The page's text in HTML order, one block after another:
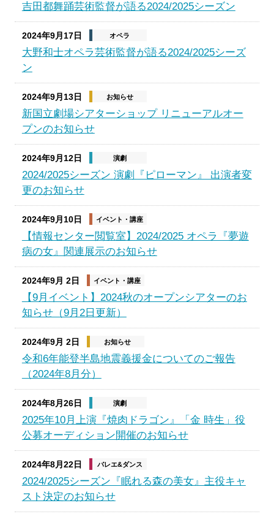
吉田都舞踊芸術監督が語る2024/2025シーズン
2024年9月17日 オペラ
大野和士オペラ芸術監督が語る2024/2025シーズ
ン
2024年9月13日 お知らせ
新国立劇場シアターショップ リニューアルオー
プンのお知らせ
2024年9月12日 演劇
2024/2025シーズン 演劇『ピローマン』 出演者変
更のお知らせ
2024年9月10日 イベント・講座
【情報センター閲覧室】2024/2025 オペラ『夢遊
病の女』関連展示のお知らせ
2024年9月 2日 イベント・講座
【9月イベント】2024秋のオープンシアターのお
知らせ（9月2日更新）
2024年9月 2日 お知らせ
令和6年能登半島地震義援金についてのご報告
（2024年8月分）
2024年8月26日 演劇
2025年10月上演『焼肉ドラゴン』「金 時生」役
公募オーディション開催のお知らせ
2024年8月22日 バレエ&ダンス
2024/2025シーズン『眠れる森の美女』主役キャ
スト決定のお知らせ